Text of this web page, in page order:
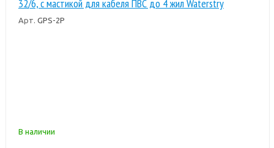
32/6, с мастикой для кабеля ПВС до 4 жил Waterstry
Арт. GPS-2P
В наличии